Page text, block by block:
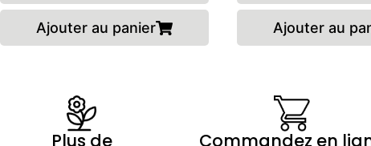
Ajouter au panier Ajouter au
Plus de
Commandez en